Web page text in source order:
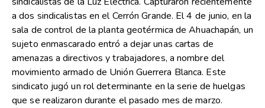
a dos sindicalistas en el Cerrón Grande. El 4 de junio, en la
sala de control de la planta geotérmica de Ahuachapán, un
sujeto enmascarado entró a dejar unas cartas de
amenazas a directivos y trabajadores, a nombre del
movimiento armado de Unión Guerrera Blanca. Este
sindicato jugó un rol determinante en la serie de huelgas
que se realizaron durante el pasado mes de marzo.